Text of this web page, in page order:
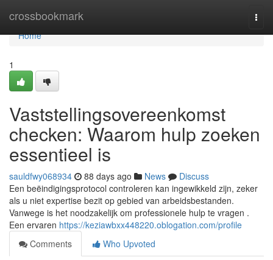
crossbookmark
Home
Home
1
Vaststellingsovereenkomst
checken: Waarom hulp zoeken
essentieel is
sauldfwy068934 88 days ago News
Discuss
Een beëindigingsprotocol controleren kan ingewikkeld zijn, zeker
als u niet expertise bezit op gebied van arbeidsbestanden.
Vanwege is het noodzakelijk om professionele hulp te vragen .
Een ervaren https://keziawbxx448220.oblogation.com/profile
Comments
Who Upvoted